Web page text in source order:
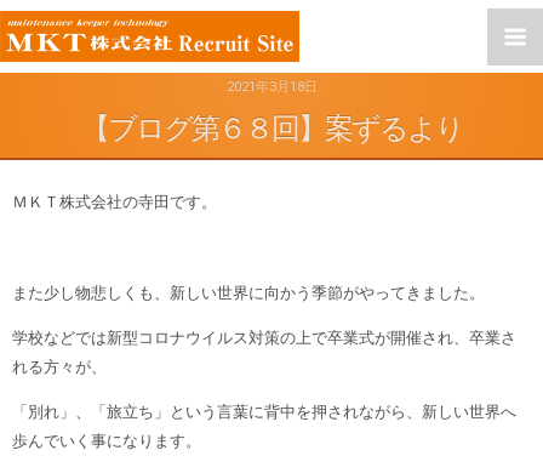
2021年3月18日
【ブログ第６８回】案ずるより
ＭＫＴ株式会社の寺田です。
また少し物悲しくも、新しい世界に向かう季節がやってきました。
学校などでは新型コロナウイルス対策の上で卒業式が開催され、卒業さ
れる方々が、
「別れ」、「旅立ち」という言葉に背中を押されながら、新しい世界へ
歩んでいく事になります。